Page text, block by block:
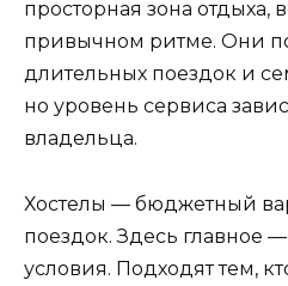
просторная зона отдыха,
привычном ритме. Они
длительных поездок и
но уровень сервиса
владельца.
Хостелы — бюджетный
поездок. Здесь главное
условия. Подходят тем,